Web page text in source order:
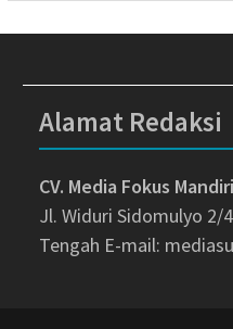
Alamat Redaksi
CV. Media Fokus
Jl. Widuri Sidomulyo 2/
Tengah E-mail: